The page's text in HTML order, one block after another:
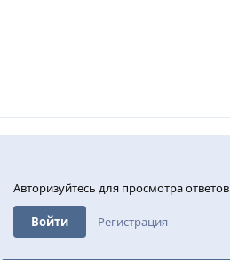
Авторизуйтесь для просмотра ответов
Войти Регистрация